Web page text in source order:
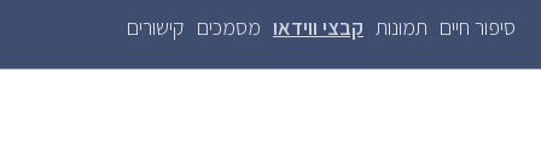
לשוניות
ראשיות
סיפור חיים תמונות קבצי ווידאו (לשונית
מסמכים קישורים